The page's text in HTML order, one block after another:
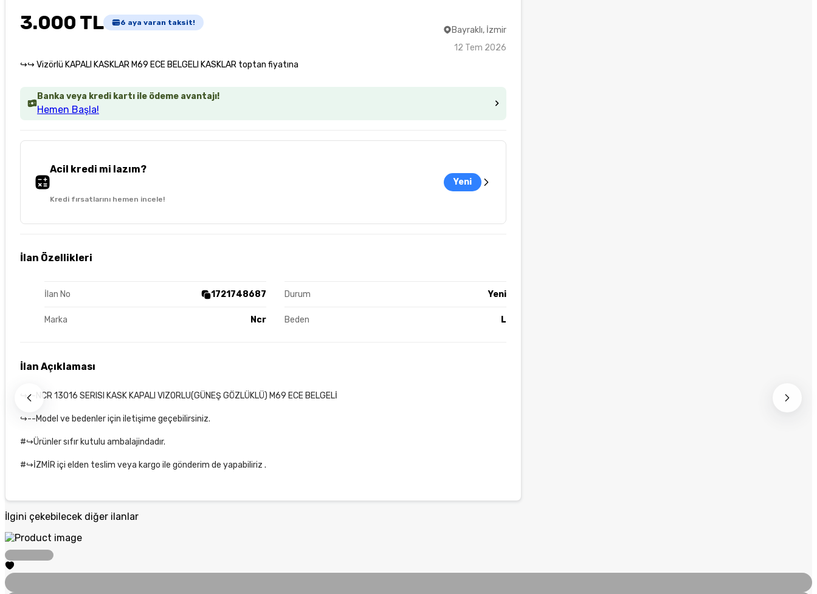
3.000 TL 6 aya varan taksit!
↪↪ Vizörlü KAPALI KASKLAR M69 ECE BELGELI KASKLAR toptan fiyatına
Bayraklı, İzmir
12 Tem 2026
Banka veya kredi kartı ile ödeme avantajı!
Hemen Başla!
Acil kredi mi lazım?
Kredi fırsatlarını hemen incele!
Yeni
İlan Özellikleri
İlan No 1721748687 Durum Yeni
Marka Ncr Beden L
İlan Açıklaması
↪--NCR 13016 SERISI KASK KAPALI VIZORLU(GÜNEŞ GÖZLÜKLÜ) M69 ECE BELGELİ
↪--Model ve bedenler için iletişime geçebilirsiniz.
#↪Ürünler sıfır kutulu ambalajindadır.
#↪İZMİR içi elden teslim veya kargo ile gönderim de yapabiliriz .
İlgini çekebilecek diğer ilanlar